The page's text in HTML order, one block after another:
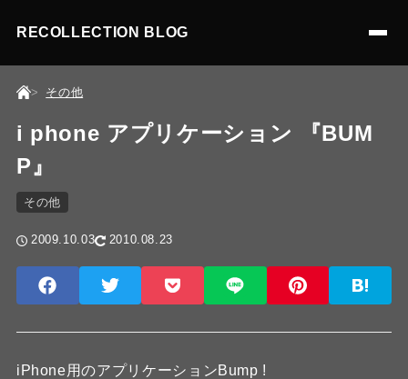
RECOLLECTION BLOG
その他
i phone アプリケーション 『BUM
P』
その他
2009.10.03 2010.08.23
iPhone用のアプリケーションBump !